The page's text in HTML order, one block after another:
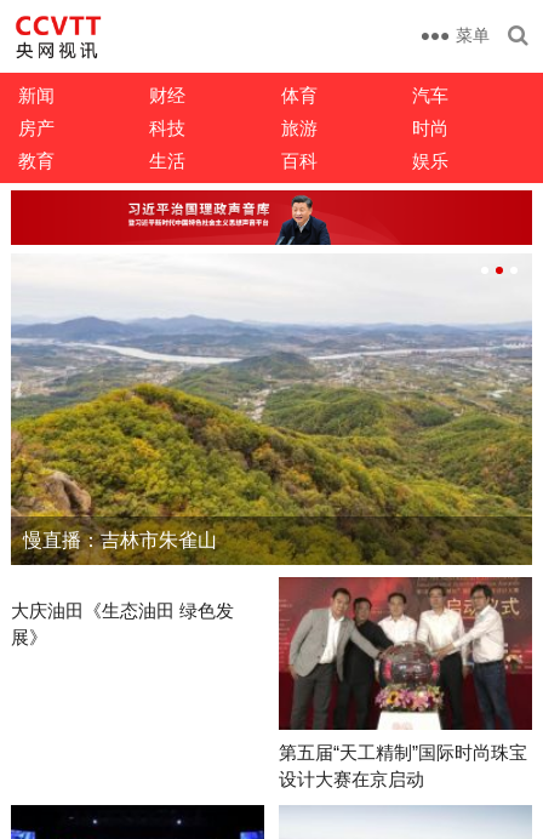
菜单
新闻 财经 体育
汽车
房产
科技 旅游
时尚
教育
生活 百科 娱乐
慢直播：吉林市朱雀山
大庆油田《生态油田 绿色发
展》
第五届“天工精制”国际时尚珠宝
设计大赛在京启动